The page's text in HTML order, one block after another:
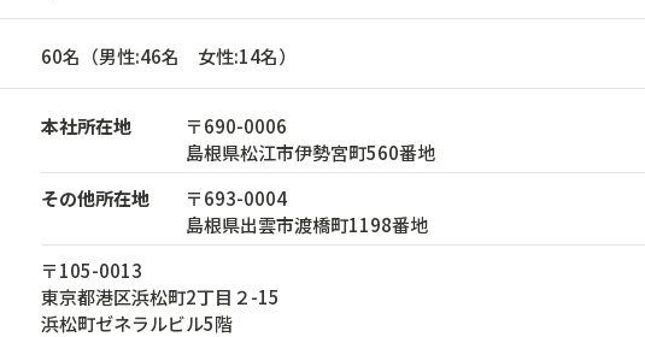
60名（男性:46名 女性:14名）
本社所在地
〒690-0006
島根県松江市伊勢宮町560番地
その他所在地
〒693-0004
島根県出雲市渡橋町1198番地
〒105-0013
東京都港区浜松町2丁目２-15
浜松町ゼネラルビル5階